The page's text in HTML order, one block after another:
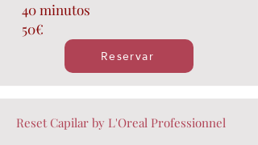
40 minutos
50€
Reservar
Reset Capilar by L'Oreal Professionnel